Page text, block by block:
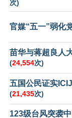
次)
官媒“五一”弱化
苗华与蒋超良人
(24,554次)
五国公民证实
(21,435次)
123级台风突袭